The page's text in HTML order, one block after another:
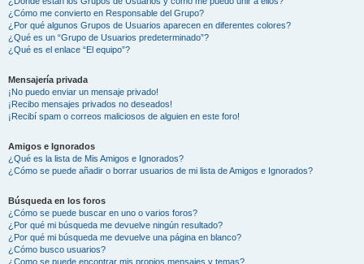
¿Cómo me convierto en Responsable del Grupo?
¿Por qué algunos Grupos de Usuarios aparecen en diferentes colores?
¿Qué es un “Grupo de Usuarios predeterminado”?
¿Qué es el enlace “El equipo”?
Mensajería privada
¡No puedo enviar un mensaje privado!
¡Recibo mensajes privados no deseados!
¡Recibí spam o correos maliciosos de alguien en este foro!
Amigos e Ignorados
¿Qué es la lista de Mis Amigos e Ignorados?
¿Cómo se puede añadir o borrar usuarios de mi lista de Amigos e Ignorados?
Búsqueda en los foros
¿Cómo se puede buscar en uno o varios foros?
¿Por qué mi búsqueda me devuelve ningún resultado?
¿Por qué mi búsqueda me devuelve una página en blanco?
¿Cómo busco usuarios?
¿Como se puede encontrar mis propios mensajes y temas?